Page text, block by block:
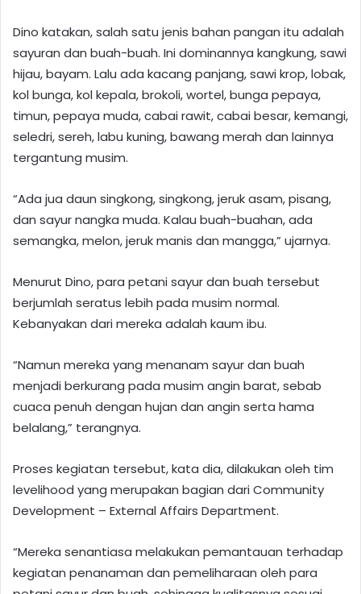
Dino katakan, salah satu jenis bahan pangan itu adalah
sayuran dan buah-buah. Ini dominannya kangkung, sawi
hijau, bayam. Lalu ada kacang panjang, sawi krop, lobak,
kol bunga, kol kepala, brokoli, wortel, bunga pepaya,
timun, pepaya muda, cabai rawit, cabai besar, kemangi,
seledri, sereh, labu kuning, bawang merah dan lainnya
tergantung musim.
“Ada jua daun singkong, singkong, jeruk asam, pisang,
dan sayur nangka muda. Kalau buah-buahan, ada
semangka, melon, jeruk manis dan mangga,” ujarnya.
Menurut Dino, para petani sayur dan buah tersebut
berjumlah seratus lebih pada musim normal.
Kebanyakan dari mereka adalah kaum ibu.
“Namun mereka yang menanam sayur dan buah
menjadi berkurang pada musim angin barat, sebab
cuaca penuh dengan hujan dan angin serta hama
belalang,” terangnya.
Proses kegiatan tersebut, kata dia, dilakukan oleh tim
levelihood yang merupakan bagian dari Community
Development – External Affairs Department.
“Mereka senantiasa melakukan pemantauan terhadap
kegiatan penanaman dan pemeliharaan oleh para